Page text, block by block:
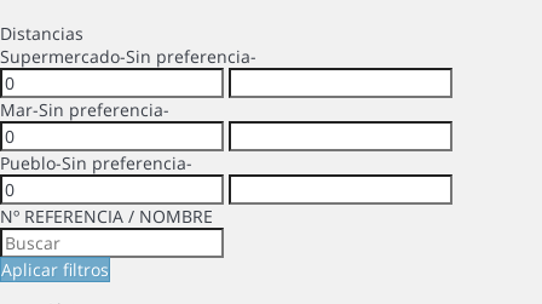
Distancias
Supermercado-Sin preferencia-
Mar-Sin preferencia-
Pueblo-Sin preferencia-
Nº REFERENCIA / NOMBRE
Aplicar filtros